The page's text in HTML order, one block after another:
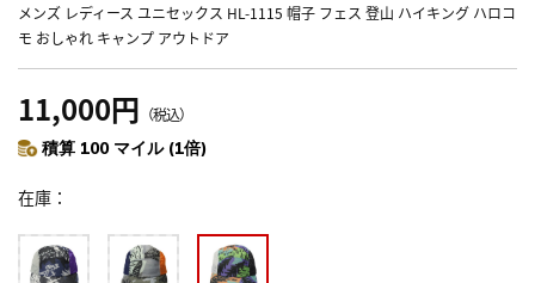
メンズ レディース ユニセックス HL-1115 帽子 フェス 登山 ハイキング ハロコ
モ おしゃれ キャンプ アウトドア
11,000円 （税込）
積算 100 マイル (1倍)
在庫